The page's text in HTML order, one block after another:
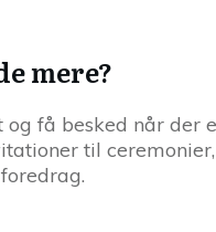
mere?
få besked når der
til ceremonier,